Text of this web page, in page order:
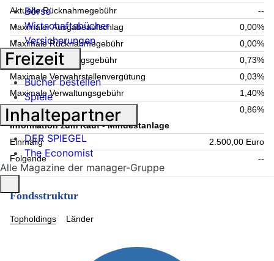
Aktuelle Rücknahmegebühr
--
Maximaler Ausgabeaufschlag
0,00%
Maximale Rücknahmegebühr
0,00%
Aktuelle Verwaltungsgebühr
0,73%
Maximale Verwahrstellenvergütung
0,03%
Maximale Verwaltungsgebühr
1,40%
Laufende Kosten
0,86%
Information zum Kauf - Mindestanlage
Einmalig
2.500,00 Euro
Folgende
--
Fondsstruktur
Topholdings Länder
Börse
Wirtschaftsbücher
Versicherungen
Freizeit
Bücher bestellen
Spiele
Inhaltepartner
DER SPIEGEL
The Economist
Alle Magazine der manager-Gruppe